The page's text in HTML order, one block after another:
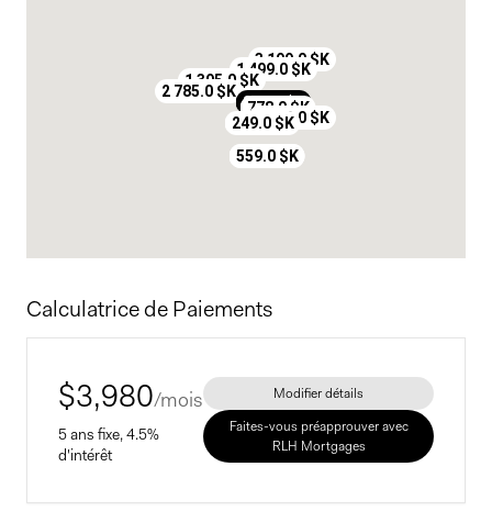
895.0 $K
1 395.0 $K
3 199.0 $K
778.0 $K
1 599.0 $K
559.0 $K
249.0 $K
559.0 $K
2 785.0 $K
1 499.0 $K
Calculatrice de Paiements
$3,980/mois
5 ans fixe, 4.5%
d'intérêt
Modifier détails
Faites-vous préapprouver avec
RLH Mortgages